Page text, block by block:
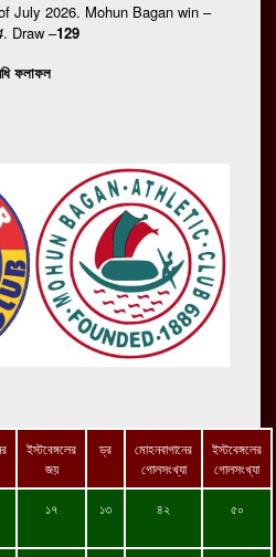
July 2026. Mohun Bagan win –
. Draw –129
ফলাফল
ইস্টবেঙ্গলের
জয়
ড্র
মোহনবাগানের
গোলসংখ্যা
ইস্টবেঙ্গলের
গোলসংখ্যা
১৭ ১৩ ৪২ ৫০